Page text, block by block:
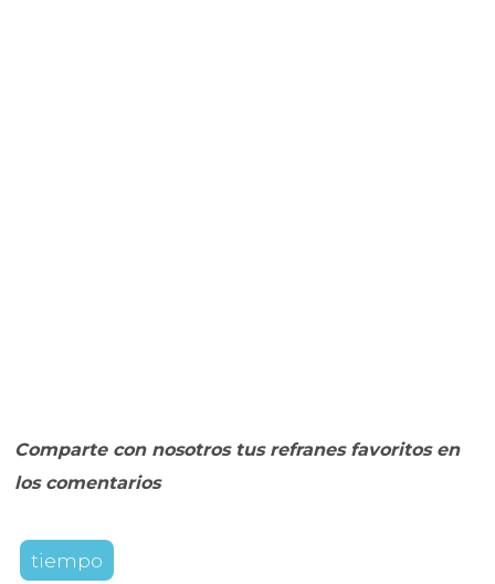
Comparte con nosotros tus refranes favoritos en
los comentarios
tiempo